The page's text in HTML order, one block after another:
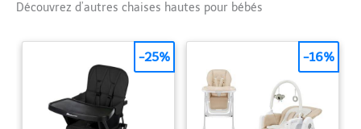
la morphologie de
réglable et amovible.
Assise ergonomique et
inclinable (3 positions).
Filet de rangement
Découvrez d’autres chaises hautes pour bébés
-25% -16%